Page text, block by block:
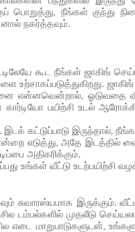
நீங்கள் குந்து
நகர்த்தவும்.
கூட நீங்கள் ஜாகிங்
உற்சாகப்படுத்துகிறது.
என்னவென்றால், ஓடுவதை
பயிற்சி உடல்
கட்டுப்பாடு இருந்தால்,
எடுத்து, அதே
அதிகரிக்கும்.
உங்கள் வீட்டு உடற்பயிற்சி
சுவாரஸ்யமாக இருக்கும்.
சில டம்பல்களில் முதலீடு
மாறுபாடுகளுடன்,